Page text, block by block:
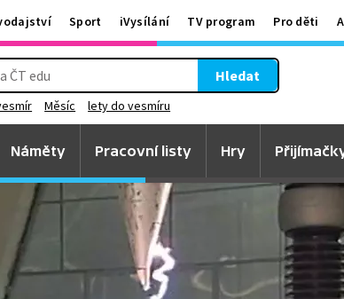
Sport iVysílání TV program Pro děti
Hledat
Měsíc lety do vesmíru
Náměty Pracovní listy Hry